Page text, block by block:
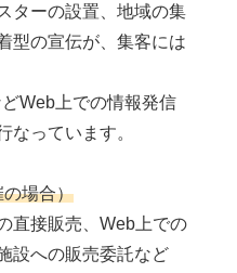
ターの設置、地域の集
型の宣伝が、集客には
Web上での情報発信
なっています。
場合）
直接販売、Web上での
設への販売委託など